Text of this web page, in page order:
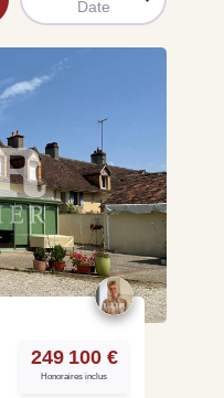
en
Date
249 100 €
Honoraires inclus